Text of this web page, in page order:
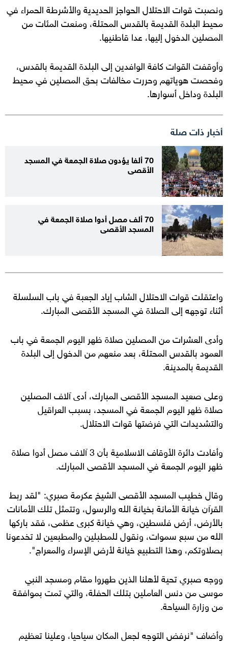
ونصبت قوات الاحتلال الحواجز الحديدية والأشرطة الحمراء في
محيط البلدة القديمة بالقدس المحتلة، ومنعت المئات من
المصلين الدخول إليها، عدا قاطنيها.
وأوقفت القوات كافة الوافدين إلى البلدة القديمة بالقدس،
وفحصت هوياتهم وحررت مخالفات بحق المصلين في محيط
البلدة وداخل أسوارها.
أخبار ذات صلة
70 ألفا يؤدون صلاة الجمعة في المسجد
الأقصى
70 ألف مصل أدوا صلاة الجمعة في
المسجد الأقصى
واعتقلت قوات الاحتلال الشاب إياد الجعبة في باب السلسلة
أثناء توجهه إلى الصلاة في المسجد الأقصى المبارك.
وأدى العشرات من المصلين صلاة ظهر اليوم الجمعة في باب
العمود بالقدس المحتلة، بعد منعهم من الدخول إلى البلدة
القديمة بالمدينة.
وعلى صعيد المسجد الأقصى المبارك، أدى آلاف المصلين
صلاة ظهر اليوم الجمعة في المسجد، بسبب العراقيل
والتشديدات التي فرضتها قوات الاحتلال.
وأفادت دائرة الأوقاف الاسلامية بأن 3 آلاف مصل أدوا صلاة
ظهر اليوم الجمعة في المسجد الأقصى المبارك.
وقال خطيب المسجد الأقصى الشيخ عكرمة صبري: "لقد ربط
القرآن خيانة الأمانة بخيانة الله والرسول، وتتمثل تلك الأمانات
بالأرض، أرض فلسطين، وهي خيانة كبرى عظمى، فقد باركها
الله من سبع سموات، ونقول للمطبلين والمطبعين لا تخدعونا
بصلاوتكم، وهذا التطبيع خيانة لأرض الإسراء والمعراج".
ووجه صبري تحية لأهلنا الذين طهروا مقام ومسجد النبي
موسى من دنس العاملين بتلك الحفلة، والتي تمت بموافقة
من وزارة السياحة.
وأضاف "نرفض التوجه لجعل المكان سياحيا، وعلينا تعظيم